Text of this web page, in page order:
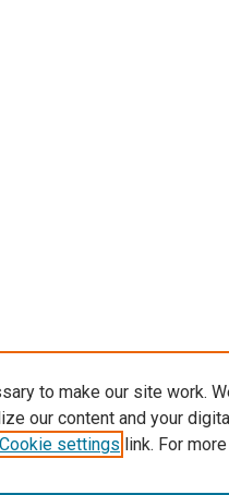
to make our site work.
our content and your
Cookie settings link. For